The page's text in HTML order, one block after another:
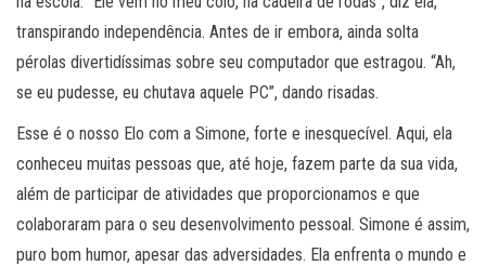
transpirando independência. Antes de ir embora, ainda solta
pérolas divertidíssimas sobre seu computador que estragou. “Ah,
se eu pudesse, eu chutava aquele PC”, dando risadas.
Esse é o nosso Elo com a Simone, forte e inesquecível. Aqui, ela
conheceu muitas pessoas que, até hoje, fazem parte da sua vida,
além de participar de atividades que proporcionamos e que
colaboraram para o seu desenvolvimento pessoal. Simone é assim,
puro bom humor, apesar das adversidades. Ela enfrenta o mundo e